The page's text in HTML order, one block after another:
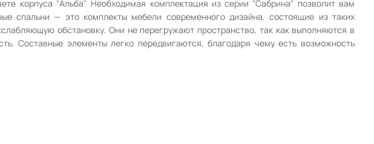
корпуса "Альба". Необходимая комплектация из серии "Сабрина" позволит вам
спальни — это комплекты мебели современного дизайна, состоящие из таких
обстановку. Они не перегружают пространство, так как выполняются в
Составные элементы легко передвигаются, благодаря чему есть возможность